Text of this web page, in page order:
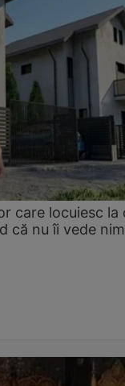
care locuiesc la
că nu îi vede